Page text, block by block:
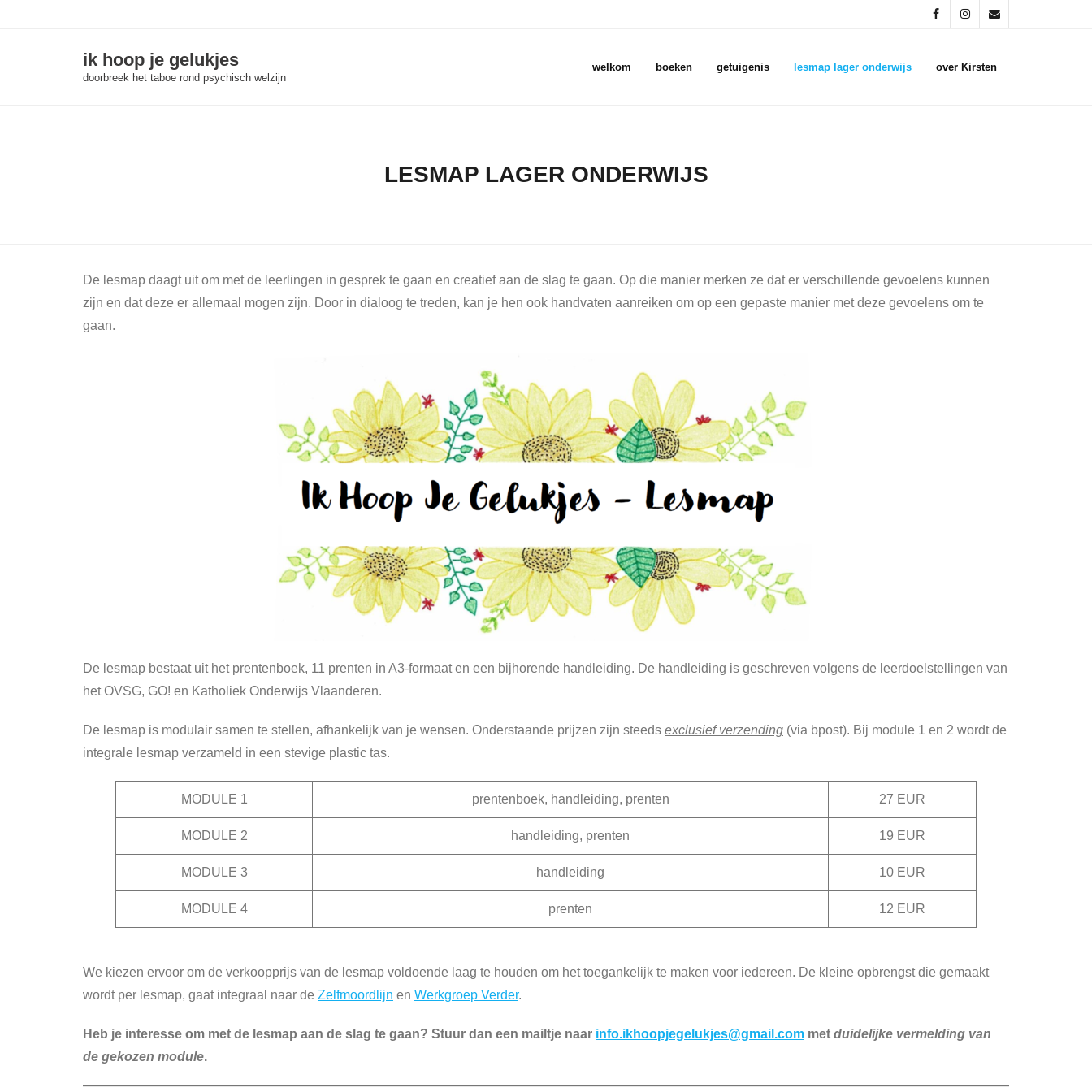
ik hoop je gelukjes
doorbreek het taboe rond psychisch welzijn
welkom boeken getuigenis lesmap lager onderwijs over Kirsten
LESMAP LAGER ONDERWIJS
De lesmap daagt uit om met de leerlingen in gesprek te gaan en creatief aan de slag te gaan. Op die manier merken ze dat er verschillende gevoelens kunnen
zijn en dat deze er allemaal mogen zijn. Door in dialoog te treden, kan je hen ook handvaten aanreiken om op een gepaste manier met deze gevoelens om te
gaan.
De lesmap bestaat uit het prentenboek, 11 prenten in A3-formaat en een bijhorende handleiding. De handleiding is geschreven volgens de leerdoelstellingen van
het OVSG, GO! en Katholiek Onderwijs Vlaanderen.
De lesmap is modulair samen te stellen, afhankelijk van je wensen. Onderstaande prijzen zijn steeds exclusief verzending (via bpost). Bij module 1 en 2 wordt de
integrale lesmap verzameld in een stevige plastic tas.
MODULE 1 prentenboek, handleiding, prenten 27 EUR
MODULE 2 handleiding, prenten 19 EUR
MODULE 3 handleiding 10 EUR
MODULE 4 prenten 12 EUR
We kiezen ervoor om de verkoopprijs van de lesmap voldoende laag te houden om het toegankelijk te maken voor iedereen. De kleine opbrengst die gemaakt
wordt per lesmap, gaat integraal naar de Zelfmoordlijn en Werkgroep Verder.
Heb je interesse om met de lesmap aan de slag te gaan? Stuur dan een mailtje naar info.ikhoopjegelukjes@gmail.com met duidelijke vermelding van
de gekozen module.